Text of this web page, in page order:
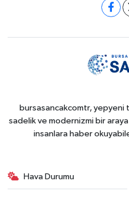
bursasancakcomtr, yepyeni
sadelik ve modernizmi bir
insanlara haber
Hava Durumu